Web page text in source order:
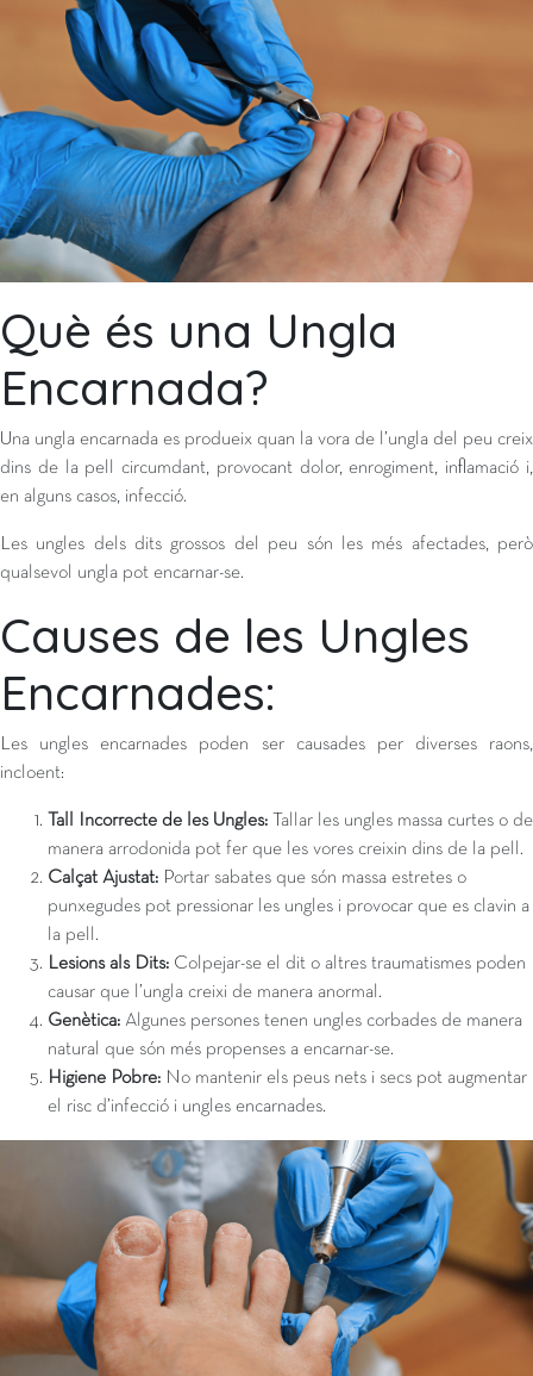
Què és una Ungla
Encarnada?
Una ungla encarnada es produeix quan la vora de l’ungla del peu creix
dins de la pell circumdant, provocant dolor, enrogiment, inflamació i,
en alguns casos, infecció.
Les ungles dels dits grossos del peu són les més afectades, però
qualsevol ungla pot encarnar-se.
Causes de les Ungles
Encarnades:
Les ungles encarnades poden ser causades per diverses raons,
incloent:
Tall Incorrecte de les Ungles: Tallar les ungles massa curtes o de
manera arrodonida pot fer que les vores creixin dins de la pell.
Calçat Ajustat: Portar sabates que són massa estretes o
punxegudes pot pressionar les ungles i provocar que es clavin a
la pell.
Lesions als Dits: Colpejar-se el dit o altres traumatismes poden
causar que l’ungla creixi de manera anormal.
Genètica: Algunes persones tenen ungles corbades de manera
natural que són més propenses a encarnar-se.
Higiene Pobre: No mantenir els peus nets i secs pot augmentar
el risc d’infecció i ungles encarnades.